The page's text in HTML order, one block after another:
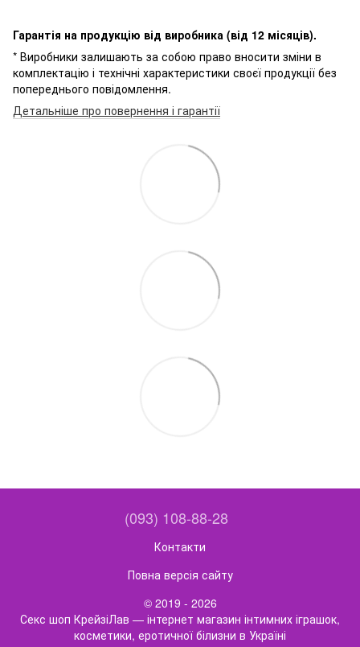
Гарантія на продукцію від виробника (від 12 місяців).
* Виробники залишають за собою право вносити зміни в
комплектацію і технічні характеристики своєї продукції без
попереднього повідомлення.
Детальніше про повернення і гарантії
(093) 108-88-28
Контакти
Повна версія сайту
© 2019 - 2026
Секс шоп КрейзіЛав — інтернет магазин інтимних іграшок,
косметики, еротичної білизни в Україні